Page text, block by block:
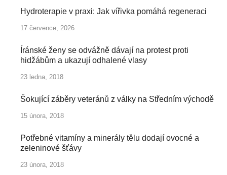
Hydroterapie v praxi: Jak vířivka pomáhá regeneraci
17 července, 2026
Íránské ženy se odvážně dávají na protest proti
hidžábům a ukazují odhalené vlasy
23 ledna, 2018
Šokující záběry veteránů z války na Středním východě
15 února, 2018
Potřebné vitamíny a minerály tělu dodají ovocné a
zeleninové šťávy
23 února, 2018